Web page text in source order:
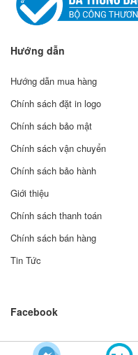
Hướng dẫn
Hướng dẫn mua hàng
Chính sách đặt in logo
Chính sách bảo mật
Chính sách vận chuyển
Chính sách bảo hành
Giới thiệu
Chính sách thanh toán
Chính sách bán hàng
Tin Tức
Facebook